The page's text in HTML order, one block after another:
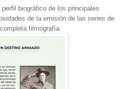
biográfico de los principales
de la emisión de las series de
filmografía.